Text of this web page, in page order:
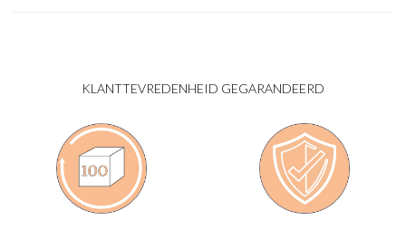
KLANTTEVREDENHEID GEGARANDEERD